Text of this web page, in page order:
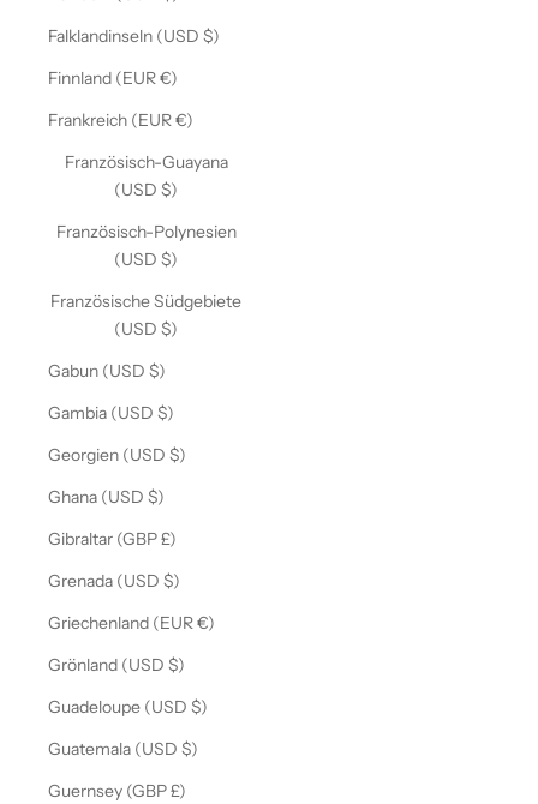
Falklandinseln (USD $)
Finnland (EUR €)
Frankreich (EUR €)
Französisch-Guayana
(USD $)
Französisch-Polynesien
(USD $)
Französische Südgebiete
(USD $)
Gabun (USD $)
Gambia (USD $)
Georgien (USD $)
Ghana (USD $)
Gibraltar (GBP £)
Grenada (USD $)
Griechenland (EUR €)
Grönland (USD $)
Guadeloupe (USD $)
Guatemala (USD $)
Guernsey (GBP £)